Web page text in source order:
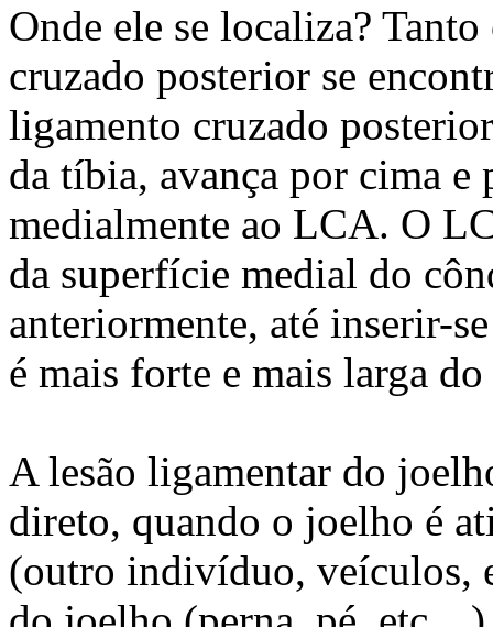
Onde ele se localiza?
cruzado posterior se
ligamento cruzado
da tíbia, avança por cima e
medialmente ao LCA. O
da superfície medial do
anteriormente, até inserir-
é mais forte e mais larga
A lesão ligamentar do
direto, quando o joelho é
(outro indivíduo, veículos,